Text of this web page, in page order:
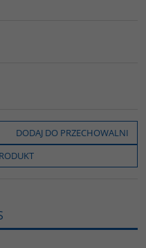
DODAJ DO PRZECHOWALNI